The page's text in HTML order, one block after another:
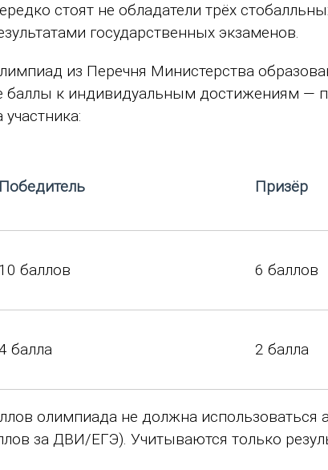
стоят не обладатели трёх
государственных экзаменов.
из Перечня Министерства
баллы к индивидуальным достижениям —
Победитель Призёр
10 баллов 6 баллов
балла 2 балла
олимпиада не должна использоваться
за ДВИ/ЕГЭ). Учитываются только